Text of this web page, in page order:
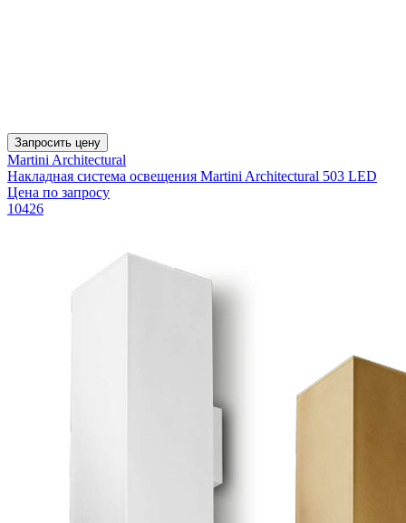
Запросить цену
Martini Architectural
Накладная система освещения Martini Architectural 503 LED
Цена по запросу
10426